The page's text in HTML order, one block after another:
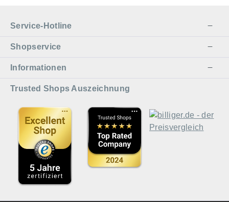
Service-Hotline
Shopservice
Informationen
Trusted Shops Auszeichnung